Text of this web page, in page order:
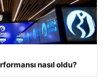
nasıl oldu?